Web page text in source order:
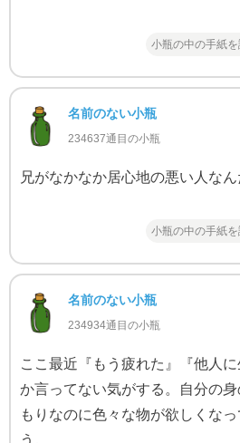
小瓶の中の手紙を
名前のない小瓶
234637通目の小瓶
兄がなかなか居心地の悪い人な
小瓶の中の手紙を
名前のない小瓶
234934通目の小瓶
ここ最近『もう疲れた』『他人
か言ってない気がする。自分の
もりなのに色々な物が欲しくな
う。